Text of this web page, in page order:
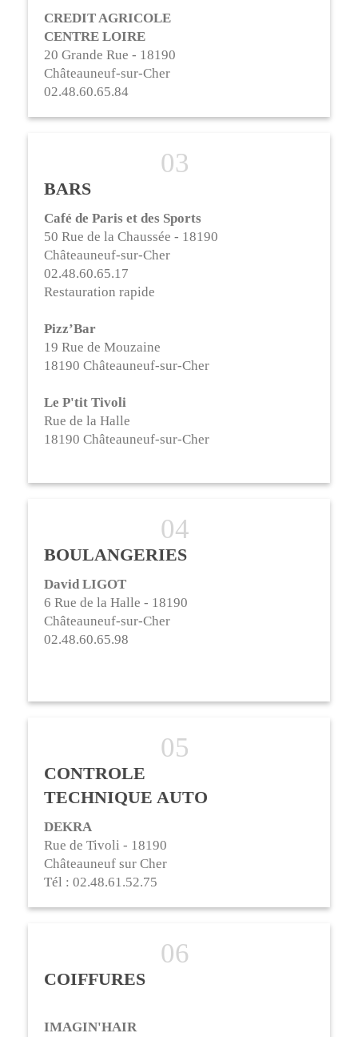
CREDIT AGRICOLE
CENTRE LOIRE
20 Grande Rue - 18190
Châteauneuf-sur-Cher
02.48.60.65.84
BARS
Café de Paris et des Sports
50 Rue de la Chaussée - 18190
Châteauneuf-sur-Cher
02.48.60.65.17
Restauration rapide
Pizz’Bar
19 Rue de Mouzaine
18190 Châteauneuf-sur-Cher
Le P'tit Tivoli
Rue de la Halle
18190 Châteauneuf-sur-Cher
BOULANGERIES
David LIGOT
6 Rue de la Halle - 18190
Châteauneuf-sur-Cher
02.48.60.65.98
CONTROLE
TECHNIQUE AUTO
DEKRA
Rue de Tivoli - 18190
Châteauneuf sur Cher
Tél : 02.48.61.52.75
COIFFURES
IMAGIN'HAIR